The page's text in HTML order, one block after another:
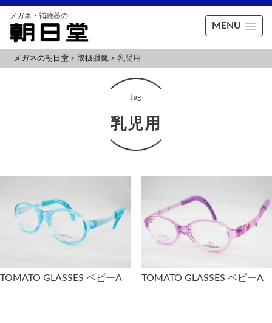
MENU
メガネの朝日堂 >取扱眼鏡 >乳児用
tag
乳児用
TOMATO GLASSES ベビーA TOMATO GLASSES ベビーA